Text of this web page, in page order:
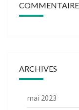
ARCHIVES
mai 2023